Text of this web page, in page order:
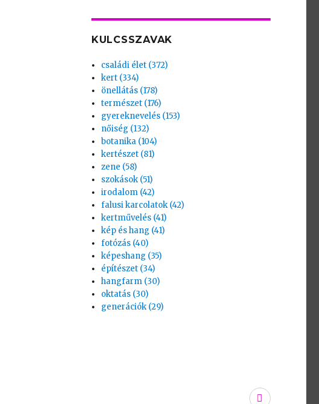
KULCSSZAVAK
családi élet (372)
kert (334)
önellátás (178)
természet (176)
gyereknevelés (153)
nőiség (132)
botanika (104)
kertészet (81)
zene (58)
szokások (51)
irodalom (42)
falusi karcolatok (42)
kertművelés (41)
kép és hang (41)
fotózás (40)
képeshang (35)
építészet (34)
hangfarm (30)
oktatás (30)
generációk (29)